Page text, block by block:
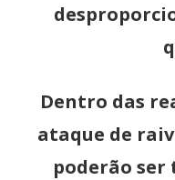
Dentro das
ataque de
poderão ser